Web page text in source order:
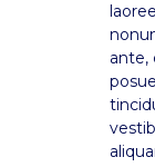
ante,